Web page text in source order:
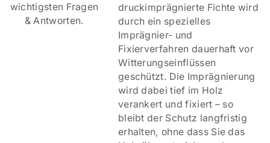
wichtigsten Fragen
& Antworten.
druckimprägnierte Fichte wird
durch ein spezielles
Imprägnier- und
Fixierverfahren dauerhaft vor
Witterungseinflüssen
geschützt. Die Imprägnierung
wird dabei tief im Holz
verankert und fixiert – so
bleibt der Schutz langfristig
erhalten, ohne dass Sie das